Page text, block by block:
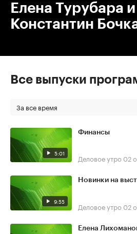
Елена Турубара и
Константин
Все выпуски
За все время
5:01
Финансы
Деловое утро 02
9:55
Новинки на
Деловое утро 02
Елена